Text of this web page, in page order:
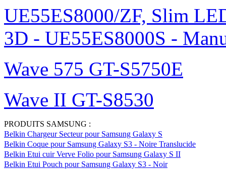
UE55ES8000/ZF, Slim
3D - UE55ES8000S -
Wave 575 GT-S5750E
Wave II GT-S8530
PRODUITS SAMSUNG :
Belkin Chargeur Secteur pour Samsung Galaxy S
Belkin Coque pour Samsung Galaxy S3 - Noire Translucide
Belkin Etui cuir Verve Folio pour Samsung Galaxy S II
Belkin Etui Pouch pour Samsung Galaxy S3 - Noir